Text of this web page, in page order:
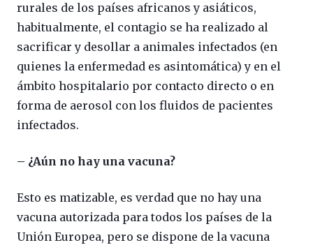
rurales de los países africanos y asiáticos,
habitualmente, el contagio se ha realizado al
sacrificar y desollar a animales infectados (en
quienes la enfermedad es asintomática) y en el
ámbito hospitalario por contacto directo o en
forma de aerosol con los fluidos de pacientes
infectados.
– ¿Aún no hay una vacuna?
Esto es matizable, es verdad que no hay una
vacuna autorizada para todos los países de la
Unión Europea, pero se dispone de la vacuna